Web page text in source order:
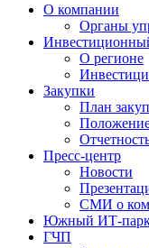
О компании
Органы
О регионе
Закупки
План
Пресс-центр
Новости
СМИ о
Южный ИТ-
ГЧП